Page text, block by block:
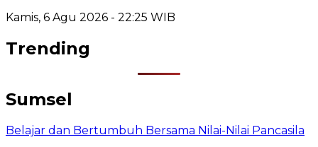
Kamis, 6 Agu 2026 - 22:25 WIB
Trending
Sumsel
Belajar dan Bertumbuh Bersama Nilai-Nilai Pancasila